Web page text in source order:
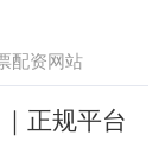
配资网站
正规平台